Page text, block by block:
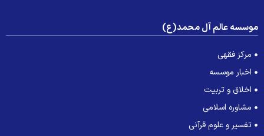
عالم آل محمد(ع)
مرکز فقهی
اخبار موسسه
اخلاق و تربیت
مشاوره اسلامی
تفسیر و علوم قرآنی